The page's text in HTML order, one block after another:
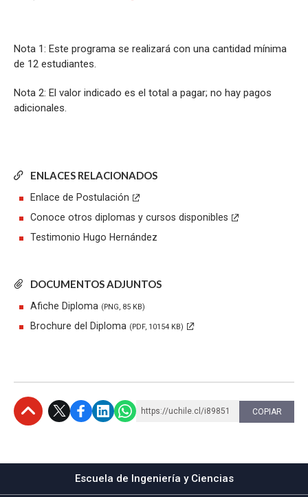
ENLACES RELACIONADOS
Enlace de Postulación
Conoce otros diplomas y cursos disponibles
Testimonio Hugo Hernández
DOCUMENTOS ADJUNTOS
Afiche Diploma (PNG, 85 KB)
Brochure del Diploma (PDF, 10154 KB)
Nota 1: Este programa se realizará con una cantidad mínima
de 12 estudiantes.
Nota 2: El valor indicado es el total a pagar; no hay pagos
adicionales.
https://uchile.cl/i89851 COPIAR
Escuela de Ingeniería y Ciencias